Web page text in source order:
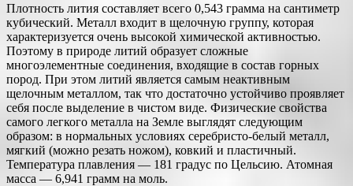
Плотность лития составляет всего 0,543 грамма на сантиметр
кубический. Металл входит в щелочную группу, которая
характеризуется очень высокой химической активностью.
Поэтому в природе литий образует сложные
многоэлементные соединения, входящие в состав горных
пород. При этом литий является самым неактивным
щелочным металлом, так что достаточно устойчиво проявляет
себя после выделение в чистом виде. Физические свойства
самого легкого металла на Земле выглядят следующим
образом: в нормальных условиях серебристо-белый металл,
мягкий (можно резать ножом), ковкий и пластичный.
Температура плавления — 181 градус по Цельсию. Атомная
масса — 6,941 грамм на моль.